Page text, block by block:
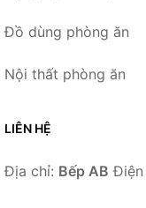
Đồ dùng phòng ăn
Nội thất phòng ăn
LIÊN HỆ
Địa chỉ: Bếp AB Điện